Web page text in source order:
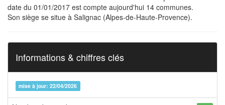
date du 01/01/2017 est compte aujourd'hui 14 communes.
Son siège se situe à Salignac (Alpes-de-Haute-Provence).
Informations & chiffres clés
mise à jour: 22/04/2026